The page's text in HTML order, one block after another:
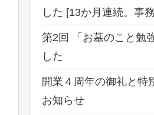
した [13か月連続。事
第2回 「お墓のこと勉
した
開業４周年の御礼と特
お知らせ